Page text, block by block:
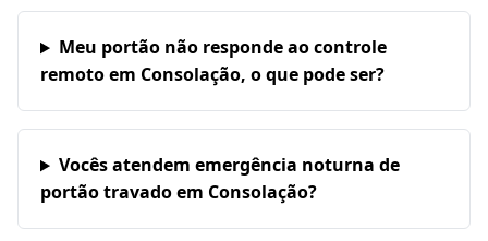
Meu portão não responde ao controle
remoto em Consolação, o que pode ser?
Vocês atendem emergência noturna de
portão travado em Consolação?